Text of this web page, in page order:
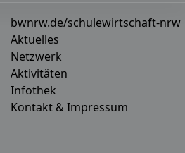
bwnrw.de/schulewirtschaft-nrw
Aktuelles
Netzwerk
Aktivitäten
Infothek
Kontakt & Impressum